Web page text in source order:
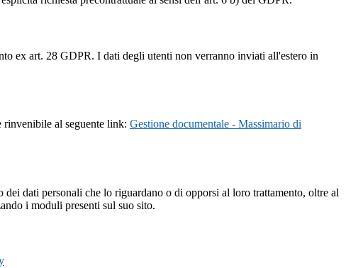
ex art. 28 GDPR. I dati degli utenti non verranno inviati all'estero in
rinvenibile al seguente link: Gestione documentale - Massimario di
dati personali che lo riguardano o di opporsi al loro trattamento, oltre al
i moduli presenti sul suo sito.